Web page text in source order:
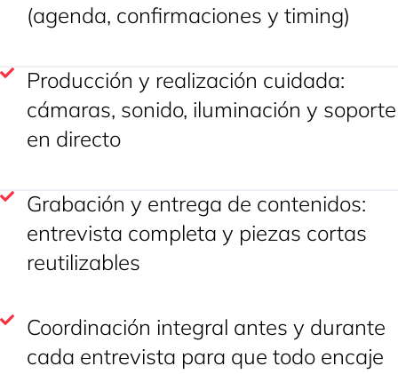
(agenda, confirmaciones y timing)
Producción y realización cuidada:
cámaras, sonido, iluminación y soporte
en directo
Grabación y entrega de contenidos:
entrevista completa y piezas cortas
reutilizables
Coordinación integral antes y durante
cada entrevista para que todo encaje